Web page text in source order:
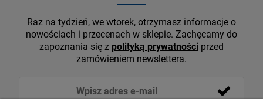
Raz na tydzień, we wtorek, otrzymasz informacje o
nowościach i przecenach w sklepie. Zachęcamy do
zapoznania się z polityką prywatności przed
zamówieniem newslettera.